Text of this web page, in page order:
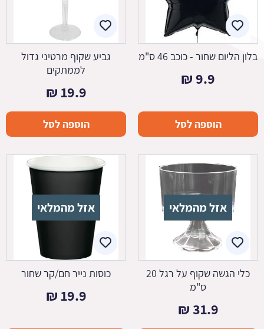
בלון הליום שחור - כוכב 46 ס"מ
9.9
₪
הוספה לסל
גביע שקוף מרטיני גדול
לממתקים
19.9
₪
הוספה לסל
אזל מהמלאי
כלי הגשה שקוף על רגל 20
ס"מ
31.9
₪
אזל מהמלאי
כוסות נייר חם/קר שחור
19.9
₪